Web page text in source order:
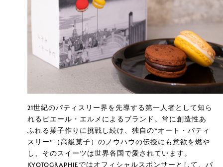
21世紀のパティスリー界を先導する第一人者として知ら
れるピエール・エルメによるブランド。常に創造性あ
ふれる菓子作りに挑戦し続け、独自の“オート・パティ
スリー”（高級菓子）のノウハウの伝授にも意欲を燃や
し、そのスイーツは世界各国で愛されています。
KYOTOGRAPHIEではオフィシャルスポンサーとして、パ